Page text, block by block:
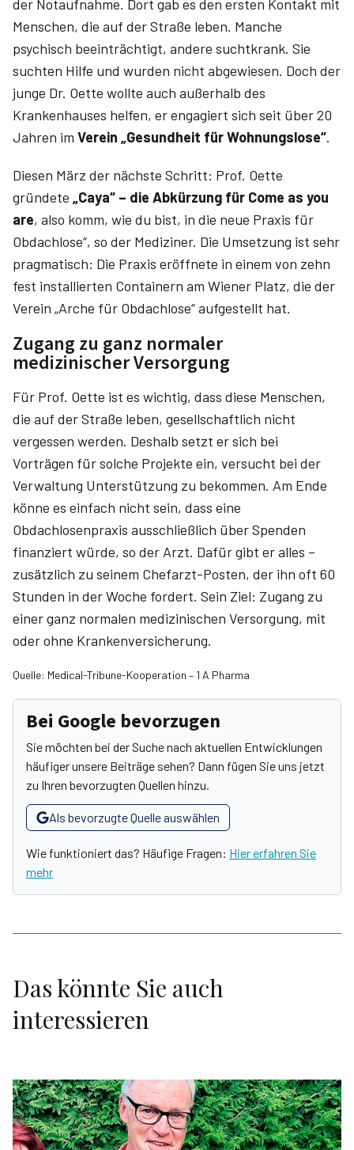
der Notaufnahme. Dort gab es den ersten Kontakt mit
Menschen, die auf der Straße leben. Manche
psychisch beeinträchtigt, andere suchtkrank. Sie
suchten Hilfe und wurden nicht abgewiesen. Doch der
junge Dr. Oette wollte auch außerhalb des
Krankenhauses helfen, er engagiert sich seit über 20
Jahren im Verein „Gesundheit für Wohnungslose“.
Diesen März der nächste Schritt: Prof. Oette
gründete „Caya“ – die Abkürzung für Come as you
are, also komm, wie du bist, in die neue Praxis für
Obdachlose“, so der Mediziner. Die Umsetzung ist sehr
pragmatisch: Die Praxis eröffnete in einem von zehn
fest installierten Containern am Wiener Platz, die der
Verein „Arche für Obdachlose“ aufgestellt hat.
Zugang zu ganz normaler
medizinischer Versorgung
Für Prof. Oette ist es wichtig, dass diese Menschen,
die auf der Straße leben, gesellschaftlich nicht
vergessen werden. Deshalb setzt er sich bei
Vorträgen für solche Projekte ein, versucht bei der
Verwaltung Unterstützung zu bekommen. Am Ende
könne es einfach nicht sein, dass eine
Obdachlosenpraxis ausschließlich über Spenden
finanziert würde, so der Arzt. Dafür gibt er alles –
zusätzlich zu seinem Chefarzt-Posten, der ihn oft 60
Stunden in der Woche fordert. Sein Ziel: Zugang zu
einer ganz normalen medizinischen Versorgung, mit
oder ohne Krankenversicherung.
Quelle: Medical-Tribune-Kooperation – 1 A Pharma
Bei Google bevorzugen
Sie möchten bei der Suche nach aktuellen Entwicklungen
häufiger unsere Beiträge sehen? Dann fügen Sie uns jetzt
zu Ihren bevorzugten Quellen hinzu.
Als bevorzugte Quelle auswählen
Wie funktioniert das? Häufige Fragen: Hier erfahren Sie
mehr
Das könnte Sie auch
interessieren